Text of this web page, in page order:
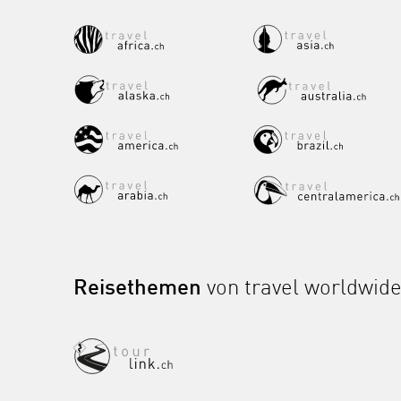
Reisethemen von travel worldwide